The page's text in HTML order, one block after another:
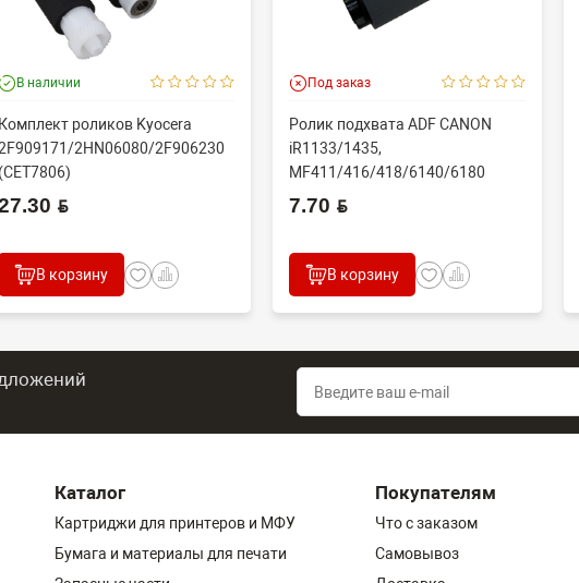
M2040dn
В наличии
Комплект роликов Kyocera
2HN06080/2F906230
(CET7806)
2100DN/4100DN/4200DN/60...
BYN
В корзину
Под заказ
Ролик подхвата ADF CANON
iR1133/1435,
MF411/416/418/6140/6180
(CET), DGP0606, FC7-618...
7.70 BYN
В корзину
Каталог
Картриджи для принтеров и МФУ
Бумага и материалы для печати
Покупателям
Что с заказом
Самовывоз